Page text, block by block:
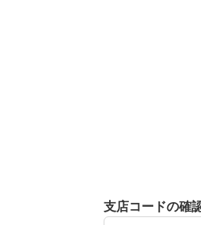
支店コードの確